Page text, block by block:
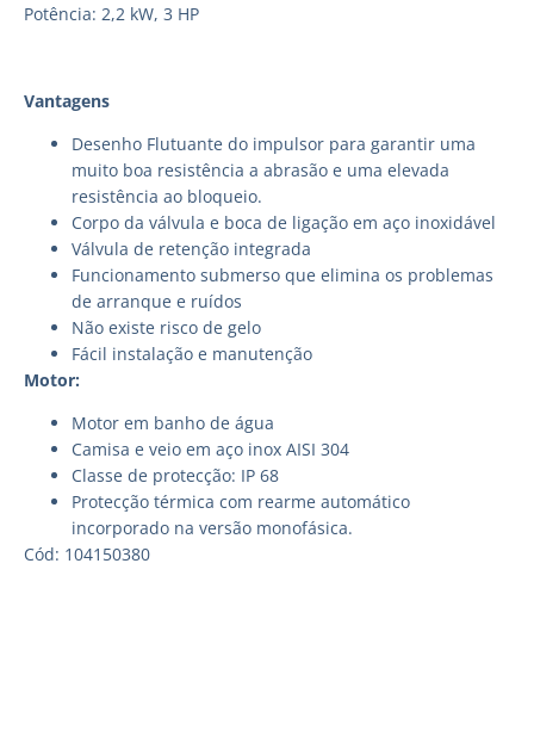
Potência: 2,2 kW, 3 HP
Vantagens
Desenho Flutuante do impulsor para garantir uma
muito boa resistência a abrasão e uma elevada
resistência ao bloqueio.
Corpo da válvula e boca de ligação em aço inoxidável
Válvula de retenção integrada
Funcionamento submerso que elimina os problemas
de arranque e ruídos
Não existe risco de gelo
Fácil instalação e manutenção
Motor:
Motor em banho de água
Camisa e veio em aço inox AISI 304
Classe de protecção: IP 68
Protecção térmica com rearme automático
incorporado na versão monofásica.
Cód: 104150380